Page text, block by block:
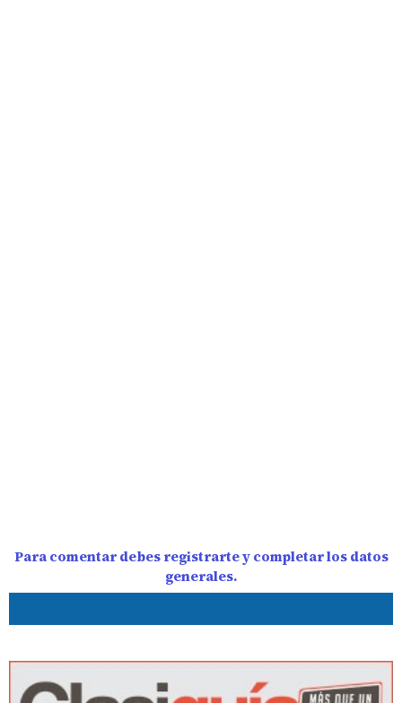
Para comentar debes registrarte y completar los datos
generales.